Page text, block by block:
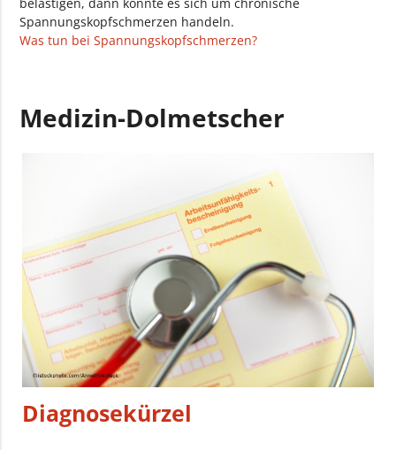
Spannungskopfschmerzen handeln.
Was tun bei Spannungskopfschmerzen?
Medizin-Dolmetscher
Diagnosekürzel